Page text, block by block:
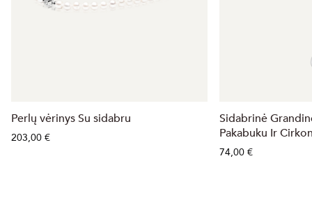
Perlų vėrinys Su sidabru
203,00 €
Sidabrinė
Pakabuku Ir
74,00 €